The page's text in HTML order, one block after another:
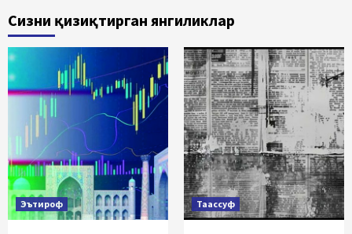
Сизни қизиқтирган янгиликлар
Эътироф Таассуф